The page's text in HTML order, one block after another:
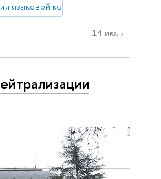
языковой конвергенции
14 июля